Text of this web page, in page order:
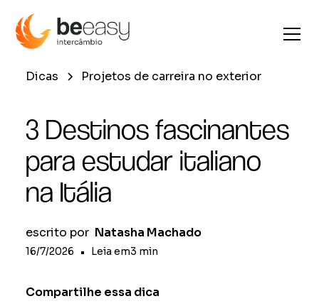
Dicas Projetos de carreira no exterior
3 Destinos fascinantes
para estudar italiano
na Itália
escrito por Natasha Machado
16/7/2026 • Leia em3 min
Compartilhe essa dica